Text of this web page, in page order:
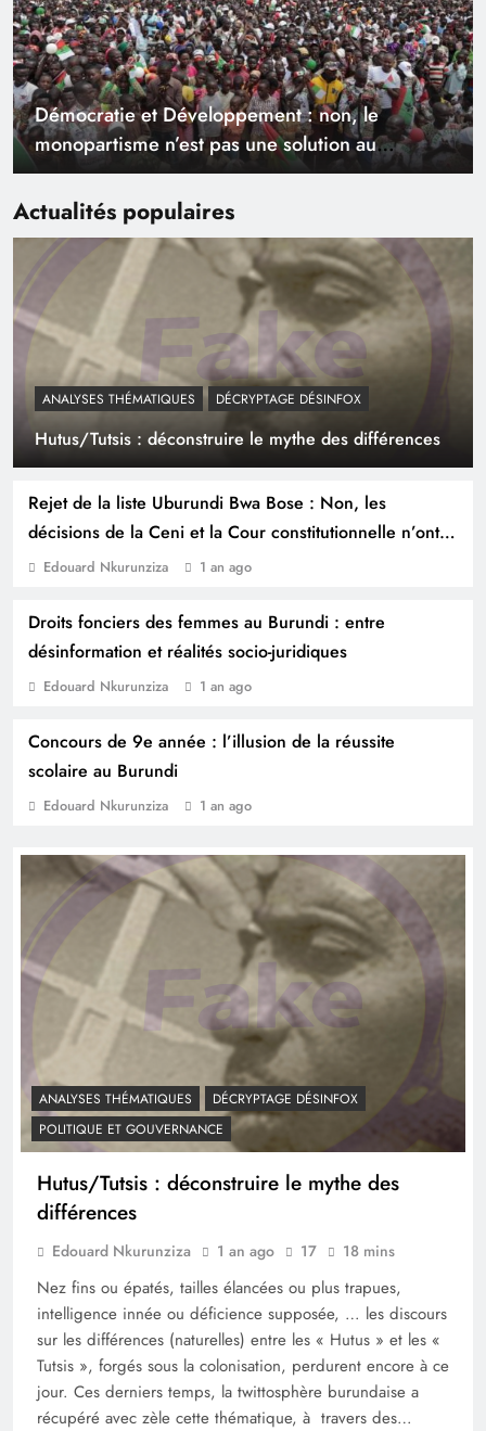
Actualités populaires
ANALYSES THÉMATIQUES DÉCRYPTAGE DÉSINFOX
Hutus/Tutsis : déconstruire le mythe des différences
Rejet de la liste Uburundi Bwa Bose : Non, les
décisions de la Ceni et la Cour constitutionnelle n’ont
pas de fondement juridique
Edouard Nkurunziza 1 an ago
Droits fonciers des femmes au Burundi : entre
désinformation et réalités socio-juridiques
Edouard Nkurunziza 1 an ago
Concours de 9e année : l’illusion de la réussite
scolaire au Burundi
Edouard Nkurunziza 1 an ago
Démocratie et Développement : non, le
monopartisme n’est pas une solution au
développement
ANALYSES THÉMATIQUES
DÉCRYPTAGE DÉSINFOX
POLITIQUE ET GOUVERNANCE
Hutus/Tutsis : déconstruire le mythe des
différences
Edouard Nkurunziza 1 an ago 17 18 mins
Nez fins ou épatés, tailles élancées ou plus trapues,
intelligence innée ou déficience supposée, … les discours
sur les différences (naturelles) entre les « Hutus » et les «
Tutsis », forgés sous la colonisation, perdurent encore à ce
jour. Ces derniers temps, la twittosphère burundaise a
récupéré avec zèle cette thématique, à travers des…